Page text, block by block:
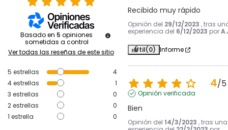
Basado en 5 opiniones
sometidas a control
Ver todas las reseñas de este sitio
5 estrellas
4
4estrellas
1
3 estrellas
0
2estrellas
0
1 estrella 0
Recibido muy rápido
Opinión del 29/12/2023 , tras
experiencia del 6/12/2023 por
Útil(0) Informe
4/5
Opinión verificada
Bien
Opinión del 14/3/2023 , tras una